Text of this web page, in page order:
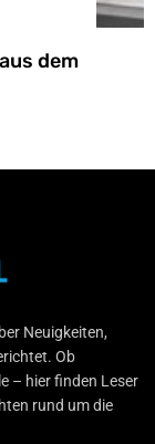
dem
Neuigkeiten,
Ob
– hier finden Leser
rund um die